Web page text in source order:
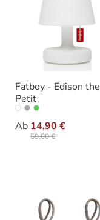
Fatboy - Edison the
Petit
Ab 14,90 €
59,00 €
Ausführung